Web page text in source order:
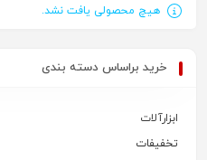
هیچ محصولی یافت نشد.
خرید براساس دسته بندی
ابزارآلات
تخفیفات